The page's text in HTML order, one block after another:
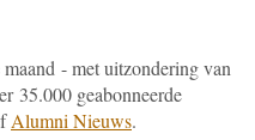
- met uitzondering van
35.000 geabonneerde
Alumni Nieuws.